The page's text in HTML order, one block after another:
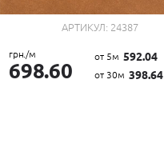
АРТИКУЛ: 24387
грн./м
698.60
от 5м 592.04
от 30м 398.64